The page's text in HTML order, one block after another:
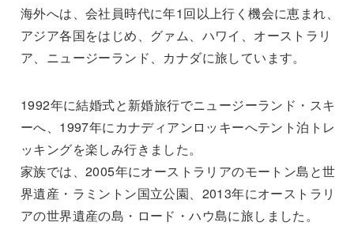
海外へは、会社員時代に年1回以上行く機会に恵まれ、
アジア各国をはじめ、グァム、ハワイ、オーストラリ
ア、ニュージーランド、カナダに旅しています。
1992年に結婚式と新婚旅行でニュージーランド・スキ
ーへ、1997年にカナディアンロッキーへテント泊トレ
ッキングを楽しみ行きました。
家族では、2005年にオーストラリアのモートン島と世
界遺産・ラミントン国立公園、2013年にオーストラリ
アの世界遺産の島・ロード・ハウ島に旅しました。